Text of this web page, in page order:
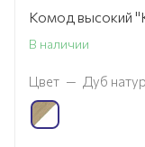
Комод высокий
В наличии
Цвет — Дуб